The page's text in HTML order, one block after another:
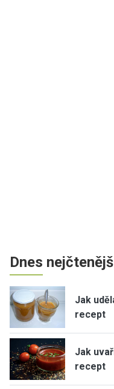
Dnes
Jak
recept
Jak
recept